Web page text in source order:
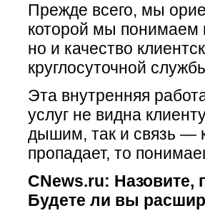
Прежде всего, мы
которой мы понимаем
но и качество
круглосуточной
Эта внутренняя
услуг не видна
дышим, так и связь —
пропадает, то
CNews.ru: Назовите,
Будете ли вы